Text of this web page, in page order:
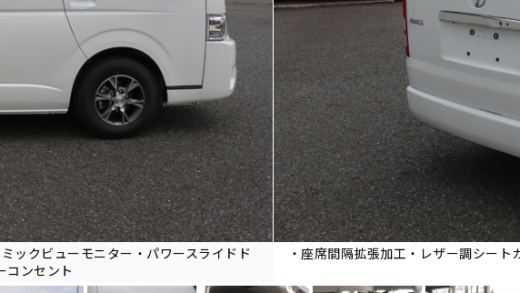
ックビューモニター・パワースライドド
コンセント
・座席間隔拡張加工・レザー調シー